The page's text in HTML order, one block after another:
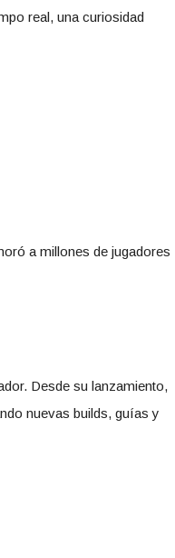
real, una curiosidad
a millones de jugadores
Desde su lanzamiento,
nuevas builds, guías y